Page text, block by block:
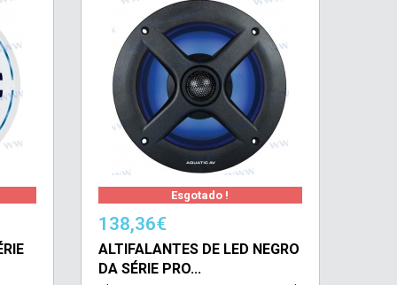
Esgotado !
138,36€
ALTIFALANTES DE LED NEGRO
DA SÉRIE PRO...